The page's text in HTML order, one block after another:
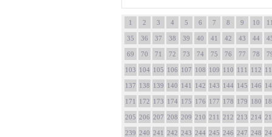
1 2 3 4 5 6 7 8 9 10
35 36 37 38 39 40 41 42 43 44
69 70 71 72 73 74 75 76 77 78
103 104 105 106 107 108 109 110 111 112
137 138 139 140 141 142 143 144 145 146
171 172 173 174 175 176 177 178 179 180
205 206 207 208 209 210 211 212 213 214
239 240 241 242 243 244 245 246 247 248